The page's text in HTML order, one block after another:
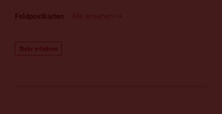
Alle ansehen
Mehr erfahren